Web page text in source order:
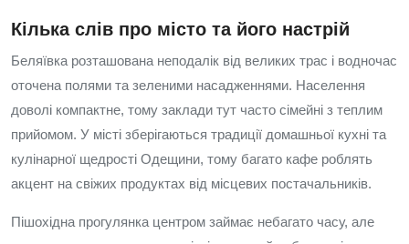
Кілька слів про місто та його настрій
Беляївка розташована неподалік від великих трас і водночас
оточена полями та зеленими насадженнями. Населення
доволі компактне, тому заклади тут часто сімейні з теплим
прийомом. У місті зберігаються традиції домашньої кухні та
кулінарної щедрості Одещини, тому багато кафе роблять
акцент на свіжих продуктах від місцевих постачальників.
Пішохідна прогулянка центром займає небагато часу, але